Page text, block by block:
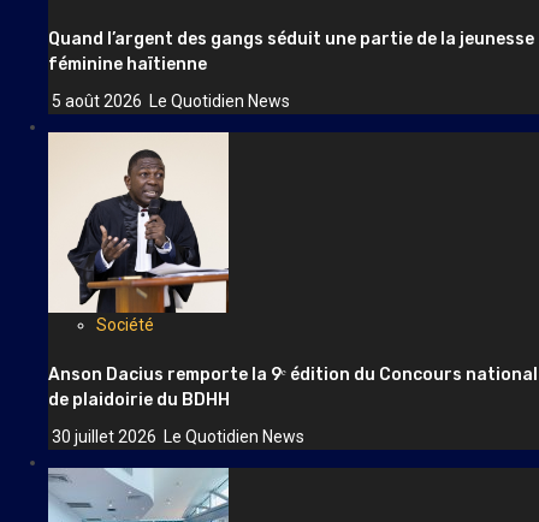
Quand l’argent des gangs séduit une partie de la jeunesse
féminine haïtienne
5 août 2026 Le Quotidien News
Société
Anson Dacius remporte la 9ᵉ édition du Concours national
de plaidoirie du BDHH
30 juillet 2026 Le Quotidien News